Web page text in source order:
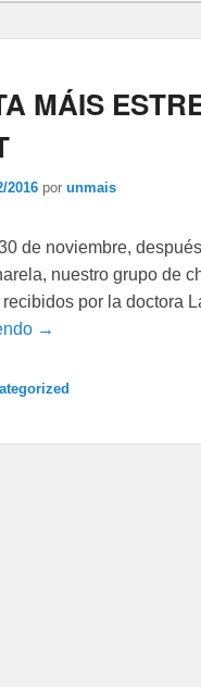
MÁIS
2016 por unmais
de noviembre,
nuestro grupo de
por la doctora
→